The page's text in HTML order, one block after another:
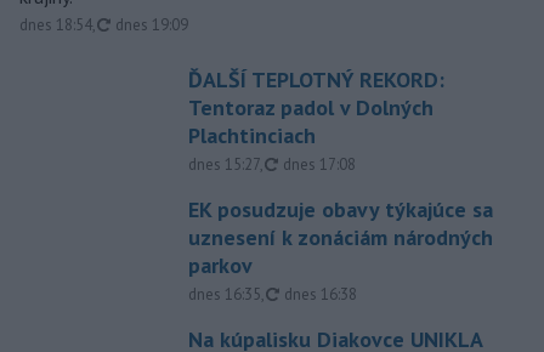
dnes 18:54, aktualizované
dnes 19:09
ĎALŠÍ TEPLOTNÝ REKORD:
Tentoraz padol v Dolných
Plachtinciach
dnes 15:27, aktualizované
dnes 17:08
EK posudzuje obavy týkajúce sa
uznesení k zonáciám národných
parkov
dnes 16:35, aktualizované
dnes 16:38
Na kúpalisku Diakovce UNIKLA